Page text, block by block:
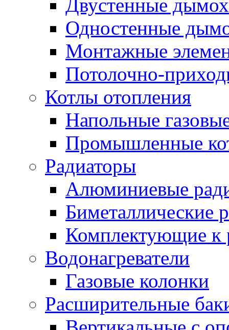
Двустенные
Одностенные
Монтажные
Потолочно-
Котлы отопления
Напольные
Промышленные
Радиаторы
Алюминиевые
Биметаллические
Комплектующие к
Водонагреватели
Газовые колонки
Расширительные